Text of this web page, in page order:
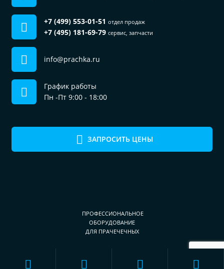
ПРОФЕССИОНАЛЬНОЕ
ОБОРУДОВАНИЕ
ДЛЯ ПРАЧЕЧЕЧНЫХ
ЗАПРОСИТЬ ЦЕНЫ
+7 (499) 553-01-51 отдел продаж
+7 (495) 181-69-79 сервис, запчасти
info@prachka.ru
График работы
Пн -Пт 9:00 - 18:00